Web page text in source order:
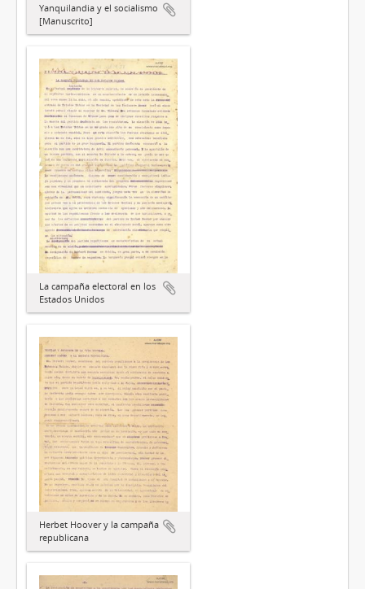
Yanquilandia y el socialismo
[Manuscrito]
La campaña electoral en los
Estados Unidos
Herbet Hoover y la campaña
republicana